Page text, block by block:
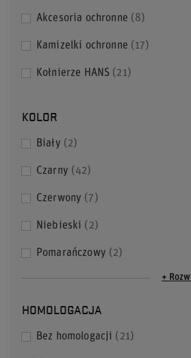
Akcesoria ochronne 8
Kamizelki ochronne 17
Kołnierze HANS 21
KOLOR
Biały 2
Czarny 42
Czerwony 7
Niebieski 2
Pomarańczowy 2
+
HOMOLOGACJA
Bez homologacji 21